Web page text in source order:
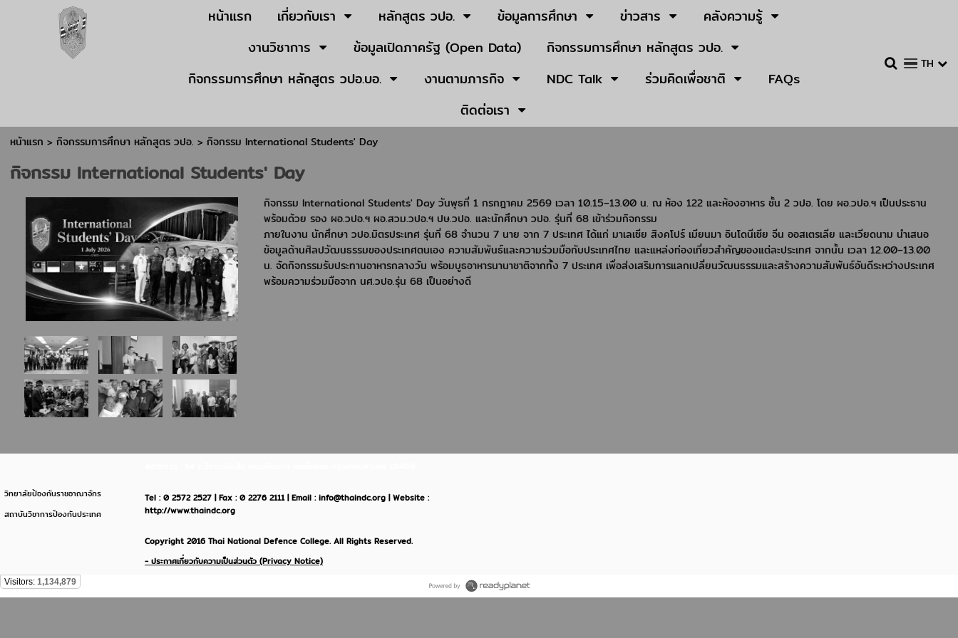
หน้าแรก เกี่ยวกับเรา หลักสูตร วปอ. ข้อมูลการศึกษา ข่าวสาร
คลังความรู้
งานวิชาการ
ข้อมูลเปิดภาครัฐ (Open Data)
กิจกรรมการศึกษา หลักสูตร วปอ.
กิจกรรมการศึกษา หลักสูตร วปอ.บอ.
งานตามภารกิจ NDC Talk ร่วมคิดเพื่อชาติ
FAQs
ติดต่อเรา
TH
หน้าแรก > กิจกรรมการศึกษา หลักสูตร วปอ. > กิจกรรม International Students' Day
กิจกรรม International Students' Day
กิจกรรม International Students' Dayวันพุธที่ 1 กรกฎาคม 2569 เวลา 10.15–13.00 น. ณ ห้อง 122 และห้องอาหาร ชั้น 2 วปอ. โดย ผอ.วปอ.ฯ เป็นประธาน
พร้อมด้วย รอง ผอ.วปอ.ฯ ผอ.สวม.วปอ.ฯ ปษ.วปอ. และนักศึกษา วปอ. รุ่นที่ 68 เข้าร่วมกิจกรรม
ภายในงาน นักศึกษา วปอ.มิตรประเทศ รุ่นที่ 68 จำนวน 7 นาย จาก 7 ประเทศ ได้แก่ มาเลเซีย สิงคโปร์ เมียนมา อินโดนีเซีย จีน ออสเตรเลีย และเวียดนาม นำเสนอ
ข้อมูลด้านศิลปวัฒนธรรมของประเทศตนเอง ความสัมพันธ์และความร่วมมือกับประเทศไทย และแหล่งท่องเที่ยวสำคัญของแต่ละประเทศจากนั้น เวลา 12.00–13.00
น. จัดกิจกรรมรับประทานอาหารกลางวัน พร้อมบูธอาหารนานาชาติจากทั้ง 7 ประเทศ เพื่อส่งเสริมการแลกเปลี่ยนวัฒนธรรมและสร้างความสัมพันธ์อันดีระหว่างประเทศ​
พร้อมความร่วมมือจาก​ ​นศ.วปอ.รุ่น​ 68​ เป็น​อย่างดี
วิทยาลัยป้องกันราชอาณาจักร
สถาบันวิชาการป้องกันประเทศ
Tel : 0 2572 2527 | Fax : 0 2276 2111 | Email : info@thaindc.org | Website :
http://www.thaindc.org
Copyright 2016 Thai National Defence College. All Rights Reserved.
- ประกาศเกี่ยวกับความเป็นส่วนตัว (Privacy Notice)
Visitors: 1,134,879